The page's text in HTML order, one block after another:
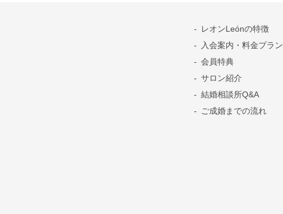
レオンLeónの特徴
入会案内・料金プラン
会員特典
サロン紹介
結婚相談所Q&A
ご成婚までの流れ